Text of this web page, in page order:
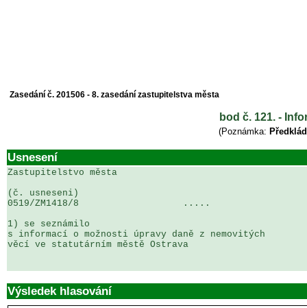
Zasedání č. 201506 - 8. zasedání zastupitelstva města
bod č. 121. -
(Poznámka:
Usnesení
Zastupitelstvo města
(č. usneseni)
0519/ZM1418/8                   .....
1) se seznámilo
s informací o možnosti úpravy daně z nemovitých
věcí ve statutárním městě Ostrava
Výsledek hlasování